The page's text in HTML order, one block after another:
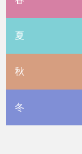
夏
秋
冬